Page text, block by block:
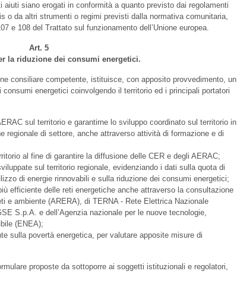
siano erogati in conformità a quanto previsto dai regolamenti
o da altri strumenti o regimi previsti dalla normativa comunitaria,
e 108 del Trattato sul funzionamento dell’Unione europea.
Art. 5
la riduzione dei consumi energetici.
consiliare competente, istituisce, con apposito provvedimento, un
energetici coinvolgendo il territorio ed i principali portatori
sul territorio e garantirne lo sviluppo coordinato sul territorio in
regionale di settore, anche attraverso attività di formazione e di
al fine di garantire la diffusione delle CER e degli AERAC;
sul territorio regionale, evidenziando i dati sulla quota di
di energie rinnovabili e sulla riduzione dei consumi energetici;
efficiente delle reti energetiche anche attraverso la consultazione
e ambiente (ARERA), di TERNA - Rete Elettrica Nazionale
S.p.A. e dell’Agenzia nazionale per le nuove tecnologie,
(ENEA);
sulla povertà energetica, per valutare apposite misure di
proposte da sottoporre ai soggetti istituzionali e regolatori,